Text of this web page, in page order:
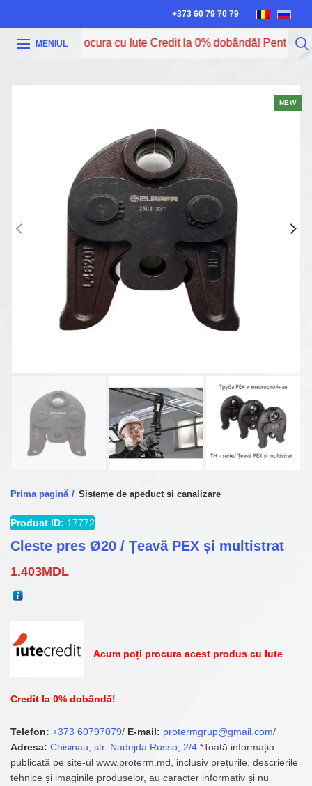
+373 60 79 70 79
MENIUL
Acum poți procura cu Iute Credit la 0% dobândă! Pentru
NEW
Prima pagină Sisteme de apeduct si canalizare
Product ID: 17772
Cleste pres Ø20 / Țeavă PEX și multistrat
1.403MDL
Acum poți procura acest produs cu Iute
Credit la 0% dobândă!
Telefon: +373 60797079/ E-mail: protermgrup@gmail.com/
Adresa: Chisinau, str. Nadejda Russo, 2/4 *Toată informația
publicată pe site-ul www.proterm.md, inclusiv prețurile, descrierile
tehnice și imaginile produselor, au caracter informativ și nu